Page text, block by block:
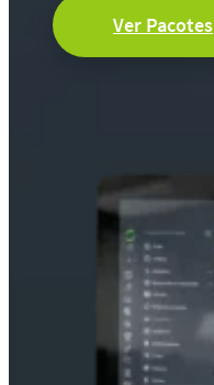
Ver Pacotes